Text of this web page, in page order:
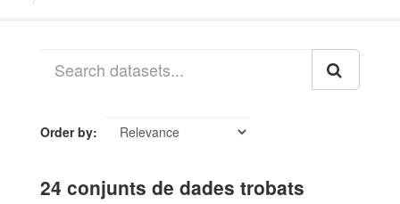
Order by
24 conjunts de dades trobats